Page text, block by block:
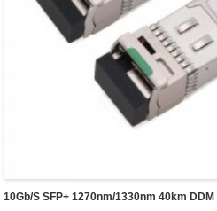
10Gb/s SFP+ 1270nm/1330nm 40km